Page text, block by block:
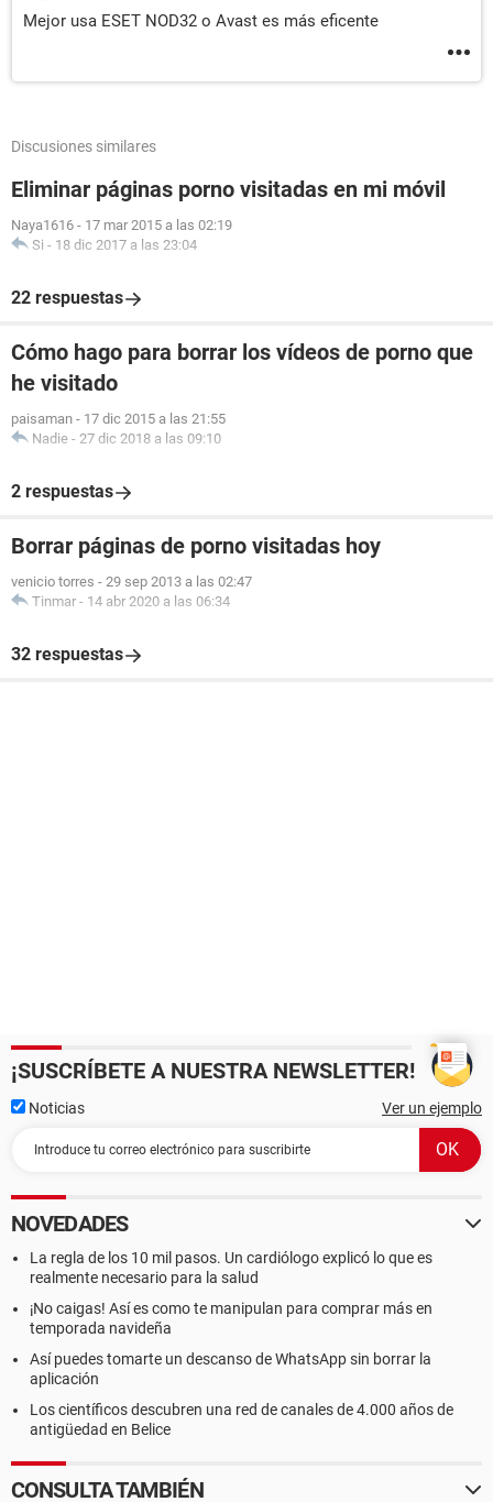
Mejor usa ESET NOD32 o Avast es más eficente
Discusiones similares
Eliminar páginas porno visitadas en mi móvil
Naya1616 - 17 mar 2015 a las 02:19
Si - 18 dic 2017 a las 23:04
22 respuestas
Cómo hago para borrar los vídeos de porno que
he visitado
paisaman - 17 dic 2015 a las 21:55
Nadie - 27 dic 2018 a las 09:10
2 respuestas
Borrar páginas de porno visitadas hoy
venicio torres - 29 sep 2013 a las 02:47
Tinmar - 14 abr 2020 a las 06:34
32 respuestas
¡SUSCRÍBETE A NUESTRA NEWSLETTER!
Noticias Ver un ejemplo
NOVEDADES
La regla de los 10 mil pasos. Un cardiólogo explicó lo que es
realmente necesario para la salud
¡No caigas! Así es como te manipulan para comprar más en
temporada navideña
Así puedes tomarte un descanso de WhatsApp sin borrar la
aplicación
Los científicos descubren una red de canales de 4.000 años de
antigüedad en Belice
CONSULTA TAMBIÉN